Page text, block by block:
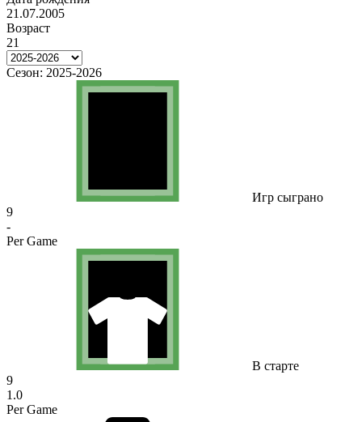
21.07.2005
Возраст
21
Сезон: 2025-2026
Игр сыграно
9
-
Per Game
В старте
9
1.0
Per Game